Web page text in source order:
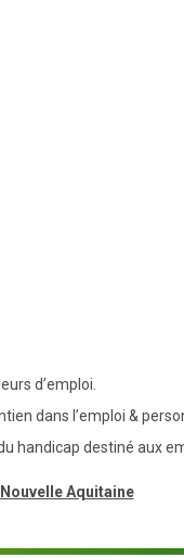
d’emploi.
dans l’emploi &
handicap destiné aux
Aquitaine